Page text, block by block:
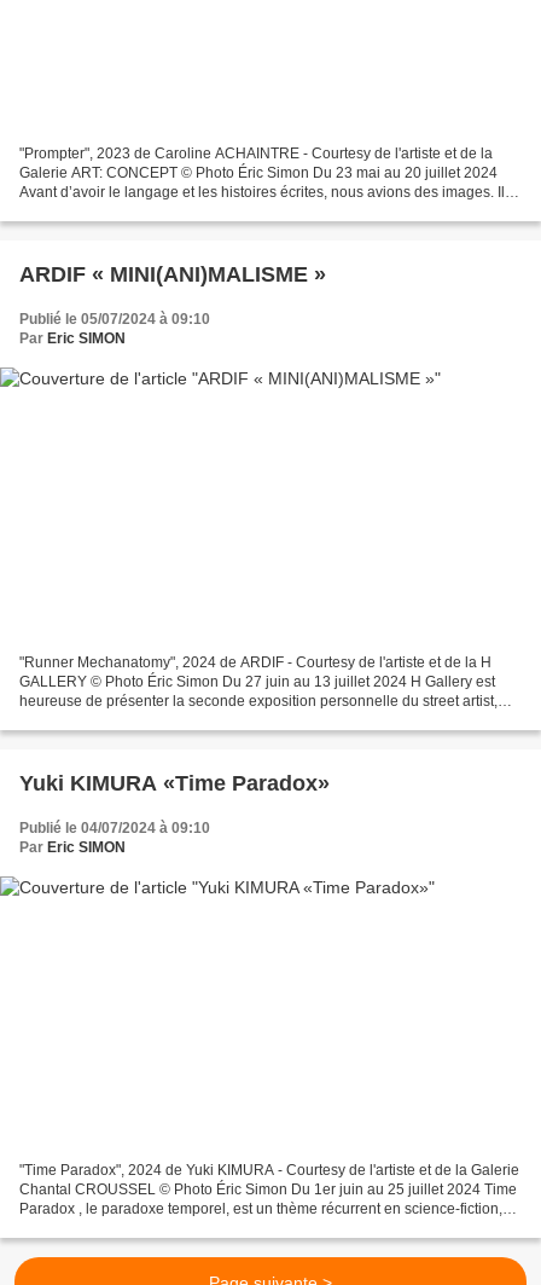
"Prompter", 2023 de Caroline ACHAINTRE - Courtesy de l'artiste et de la
Galerie ART: CONCEPT © Photo Éric Simon Du 23 mai au 20 juillet 2024
Avant d’avoir le langage et les histoires écrites, nous avions des images. Il
ARDIF « MINI(ANI)MALISME »
Publié le 05/07/2024 à 09:10
Par Eric SIMON
"Runner Mechanatomy", 2024 de ARDIF - Courtesy de l'artiste et de la H
GALLERY © Photo Éric Simon Du 27 juin au 13 juillet 2024 H Gallery est
heureuse de présenter la seconde exposition personnelle du street artist,
Yuki KIMURA «Time Paradox»
Publié le 04/07/2024 à 09:10
Par Eric SIMON
"Time Paradox", 2024 de Yuki KIMURA - Courtesy de l'artiste et de la Galerie
Chantal CROUSSEL © Photo Éric Simon Du 1er juin au 25 juillet 2024 Time
Paradox , le paradoxe temporel, est un thème récurrent en science-fiction,